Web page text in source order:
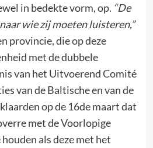
in bedekte vorm, op. “De
wie zij moeten luisteren,”
provincie, die op deze
met de dubbele
van het Uitvoerend Comité
van de Baltische en van de
op de 16de maart dat
met de Voorlopige
als deze met het